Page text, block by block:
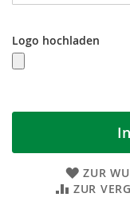
Logo hochladen
ZUR
ZUR